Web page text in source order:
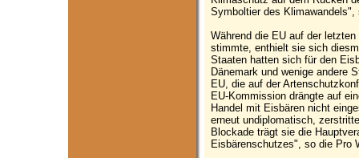
Symboltier des Klimawandels",
Während die EU auf der
stimmte, enthielt sie sich
Staaten hatten sich für den
Dänemark und wenige andere
EU, die auf der
EU-Kommission drängte auf
Handel mit Eisbären nicht
erneut undiplomatisch,
Blockade trägt sie die
Eisbärenschutzes", so die Pro